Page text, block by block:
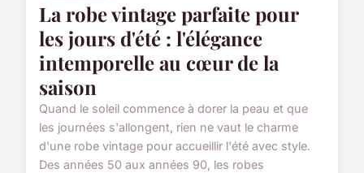
La robe vintage parfaite pour
les jours d'été : l'élégance
intemporelle au cœur de la
saison
Quand le soleil commence à dorer la peau et que
les journées s'allongent, rien ne vaut le charme
d'une robe vintage pour accueillir l'été avec style.
Des années 50 aux années 90, les robes